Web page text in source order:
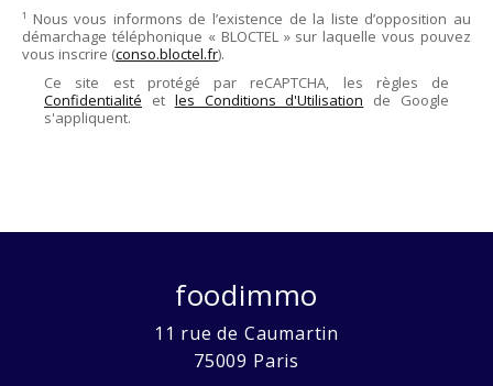
¹ Nous vous informons de l’existence de la liste d’opposition au
démarchage téléphonique « BLOCTEL » sur laquelle vous pouvez
vous inscrire (conso.bloctel.fr).
Ce site est protégé par reCAPTCHA, les règles de
Confidentialité et les Conditions d'Utilisation de Google
s'appliquent.
foodimmo
11 rue de Caumartin
75009 Paris